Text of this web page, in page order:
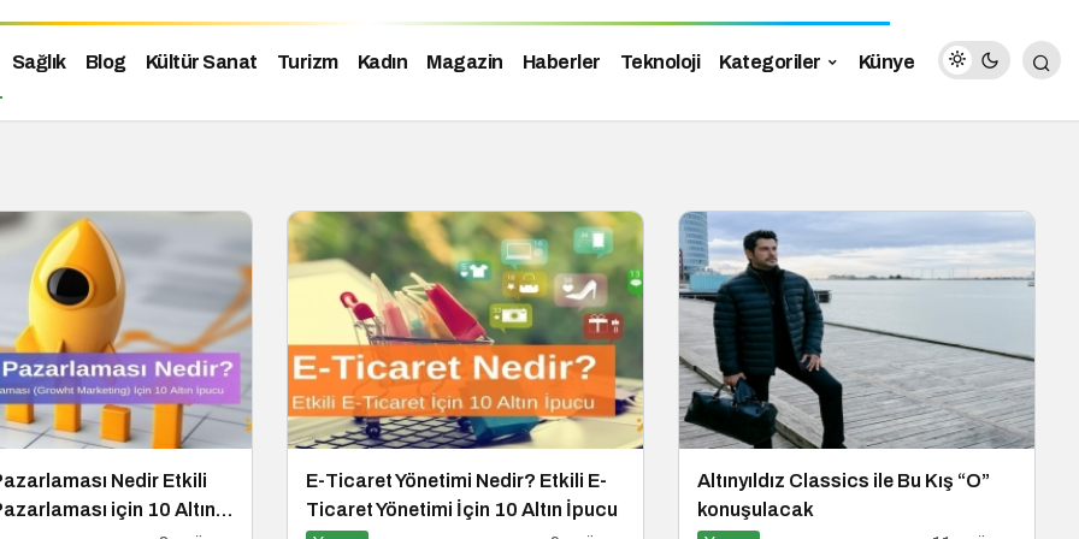
Sağlık Blog Kültür Sanat Turizm Kadın Magazin Haberler Teknoloji Kategoriler Künye
Nedir Etkili
için 10 Altın
E-Ticaret Yönetimi Nedir? Etkili E-
Ticaret Yönetimi İçin 10 Altın İpucu
Altınyıldız Classics ile Bu Kış “O”
konuşulacak